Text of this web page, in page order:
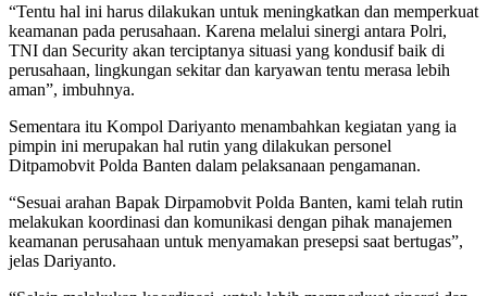
“Tentu hal ini harus dilakukan untuk meningkatkan dan memperkuat
keamanan pada perusahaan. Karena melalui sinergi antara Polri,
TNI dan Security akan terciptanya situasi yang kondusif baik di
perusahaan, lingkungan sekitar dan karyawan tentu merasa lebih
aman”, imbuhnya.
Sementara itu Kompol Dariyanto menambahkan kegiatan yang ia
pimpin ini merupakan hal rutin yang dilakukan personel
Ditpamobvit Polda Banten dalam pelaksanaan pengamanan.
“Sesuai arahan Bapak Dirpamobvit Polda Banten, kami telah rutin
melakukan koordinasi dan komunikasi dengan pihak manajemen
keamanan perusahaan untuk menyamakan presepsi saat bertugas”,
jelas Dariyanto.